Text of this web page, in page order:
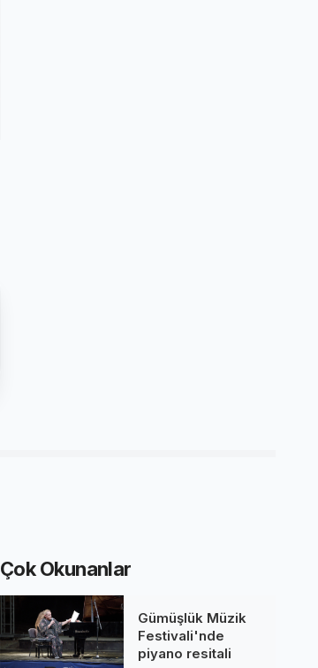
Çok Okunanlar
Gümüşlük Müzik
Festivali'nde
piyano resitali